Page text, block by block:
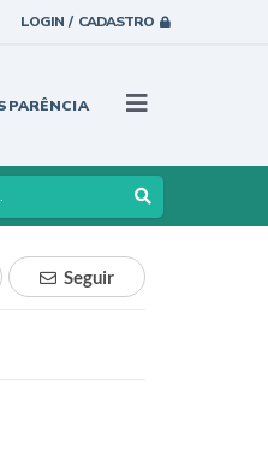
LOGIN / CADASTRO
Seguir